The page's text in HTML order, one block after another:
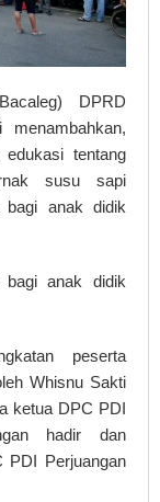
DPRD
tentang
susu sapi
bagi anak didik
bagi anak didik
peserta
Whisnu Sakti
ketua DPC PDI
hadir dan
PDI Perjuangan